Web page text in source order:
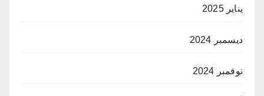
يناير 2025
ديسمبر 2024
نوفمبر 2024